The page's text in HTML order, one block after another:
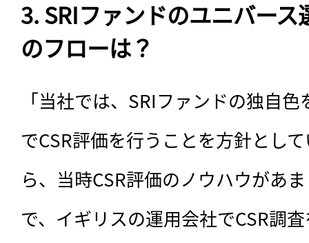
3. SRIファンドのユニバー
のフローは？
「当社では、SRIファンドの独自
でCSR評価を行うことを方針とし
ら、当時CSR評価のノウハウがあ
で、イギリスの運用会社でCSR調